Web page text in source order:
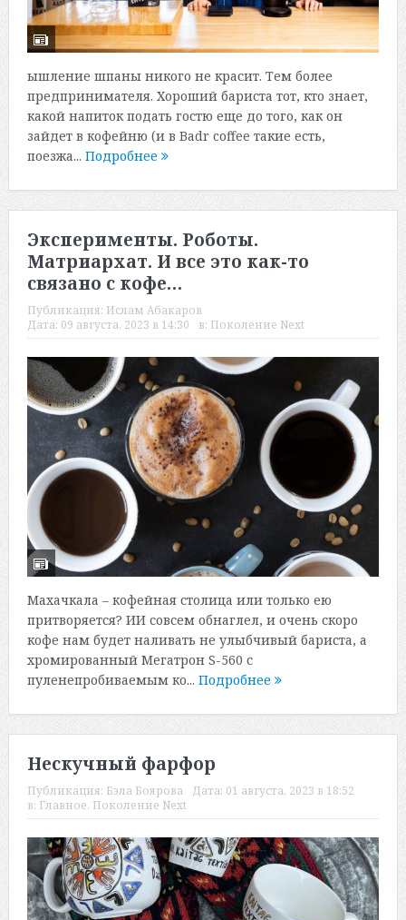
ышление шпаны никого не красит. Тем более
предпринимателя. Хороший бариста тот, кто знает,
какой напиток подать гостю еще до того, как он
зайдет в кофейню (и в Badr coffee такие есть,
поезжа... Подробнее
Эксперименты. Роботы.
Матриархат. И все это как-то
связано с кофе…
Публикация: Ислам Абакаров
Дата: 09 августа, 2023 в 14:30 в: Поколение Next
Махачкала – кофейная столица или только ею
притворяется? ИИ совсем обнаглел, и очень скоро
кофе нам будет наливать не улыбчивый бариста, а
хромированный Мегатрон S-560 с
пуленепробиваемым ко... Подробнее
Нескучный фарфор
Публикация: Бэла Боярова Дата: 01 августа, 2023 в 18:52
в: Главное, Поколение Next